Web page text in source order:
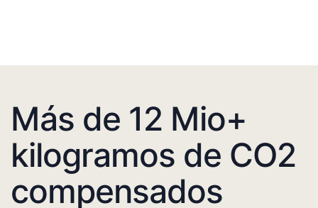
Más de 12 Mio+
kilogramos de CO2
compensados